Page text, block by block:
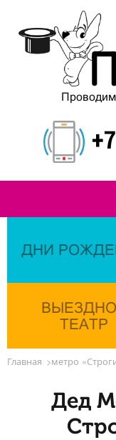
Проводим
ДНИ
ТЕАТР
Главная метро
Дед